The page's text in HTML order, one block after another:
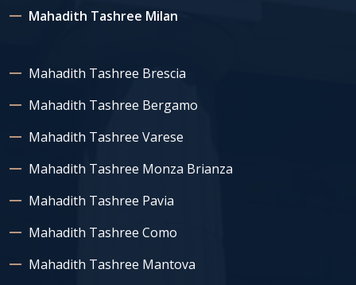
Mahadith Tashree Milan
Mahadith Tashree Brescia
Mahadith Tashree Bergamo
Mahadith Tashree Varese
Mahadith Tashree Monza Brianza
Mahadith Tashree Pavia
Mahadith Tashree Como
Mahadith Tashree Mantova